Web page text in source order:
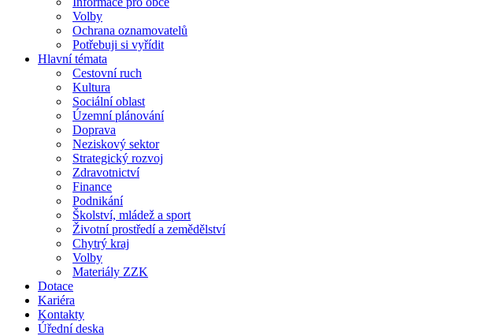
Volby
Ochrana oznamovatelů
Potřebuji si vyřídit
Hlavní témata
Cestovní ruch
Kultura
Sociální oblast
Územní plánování
Doprava
Neziskový sektor
Strategický rozvoj
Zdravotnictví
Finance
Podnikání
Školství, mládež a sport
Životní prostředí a zemědělství
Chytrý kraj
Volby
Materiály ZZK
Dotace
Kariéra
Kontakty
Úřední deska